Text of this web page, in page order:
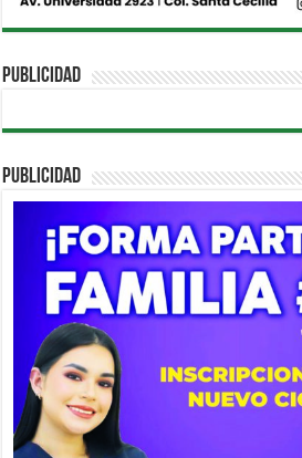
PUBLICIDAD
PUBLICIDAD